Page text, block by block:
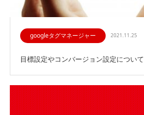
googleタグマネージャー 2021.11.25
目標設定やコンバージョン設定について